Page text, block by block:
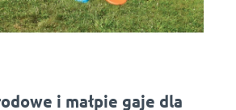
i małpie gaje dla